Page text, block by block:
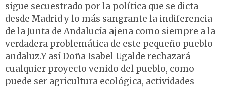
sigue secuestrado por la política que se dicta
desde Madrid y lo más sangrante la indiferencia
de la Junta de Andalucía ajena como siempre a la
verdadera problemática de este pequeño pueblo
andaluz.Y así Doña Isabel Ugalde rechazará
cualquier proyecto venido del pueblo, como
puede ser agricultura ecológica, actividades